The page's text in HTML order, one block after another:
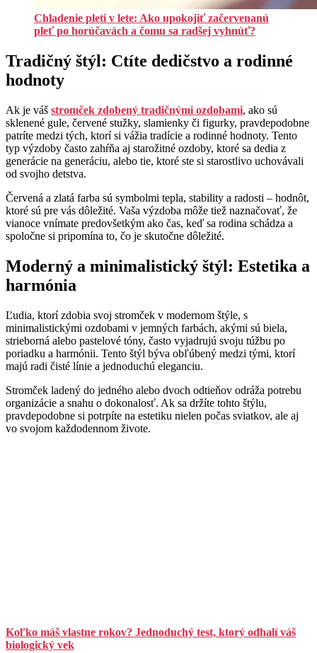
Chladenie pleti v lete: Ako upokojiť začervenanú
pleť po horúčavách a čomu sa radšej vyhnúť?
Tradičný štýl: Ctíte dedičstvo a rodinné
hodnoty
Ak je váš stromček zdobený tradičnými ozdobami, ako sú
sklenené gule, červené stužky, slamienky či figurky, pravdepodobne
patríte medzi tých, ktorí si vážia tradície a rodinné hodnoty. Tento
typ výzdoby často zahŕňa aj starožitné ozdoby, ktoré sa dedia z
generácie na generáciu, alebo tie, ktoré ste si starostlivo uchovávali
od svojho detstva.
Červená a zlatá farba sú symbolmi tepla, stability a radosti – hodnôt,
ktoré sú pre vás dôležité. Vaša výzdoba môže tiež naznačovať, že
vianoce vnímate predovšetkým ako čas, keď sa rodina schádza a
spoločne si pripomína to, čo je skutočne dôležité.
Moderný a minimalistický štýl: Estetika a
harmónia
Ľudia, ktorí zdobia svoj stromček v modernom štýle, s
minimalistickými ozdobami v jemných farbách, akými sú biela,
strieborná alebo pastelové tóny, často vyjadrujú svoju túžbu po
poriadku a harmónii. Tento štýl býva obľúbený medzi tými, ktorí
majú radi čisté línie a jednoduchú eleganciu.
Stromček ladený do jedného alebo dvoch odtieňov odráža potrebu
organizácie a snahu o dokonalosť. Ak sa držíte tohto štýlu,
pravdepodobne si potrpíte na estetiku nielen počas sviatkov, ale aj
vo svojom každodennom živote.
Koľko máš vlastne rokov? Jednoduchý test, ktorý odhalí váš
biologický vek